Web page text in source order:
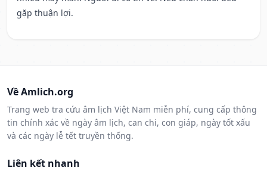
gặp thuận lợi.
Về Amlich.org
Trang web tra cứu âm lịch Việt Nam miễn phí, cung cấp thông
tin chính xác về ngày âm lịch, can chi, con giáp, ngày tốt xấu
và các ngày lễ tết truyền thống.
Liên kết nhanh